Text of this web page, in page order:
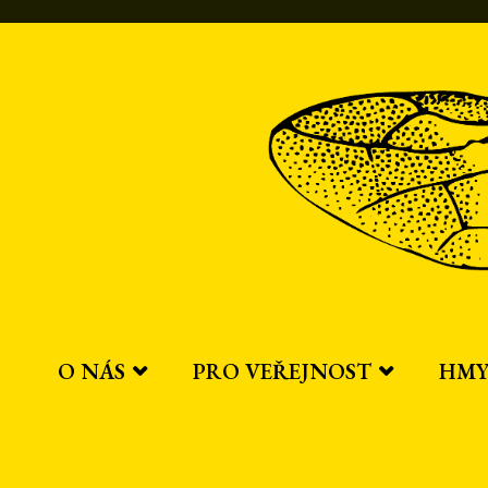
O NÁS PRO VEŘEJNOST